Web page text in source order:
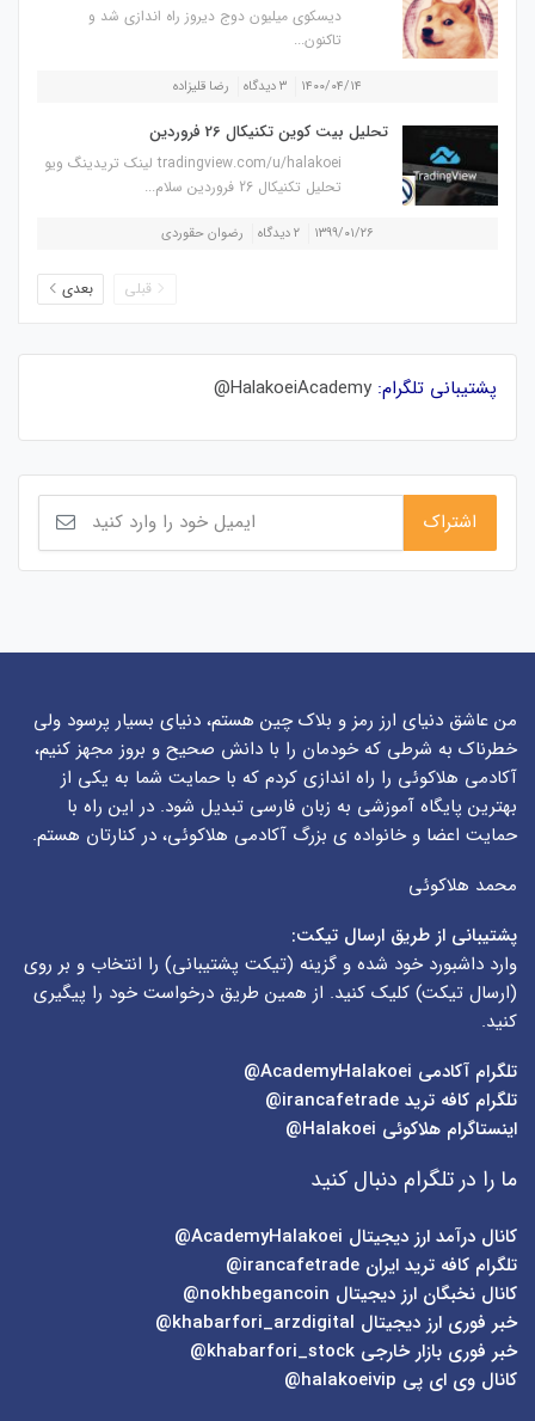
دیسکوی میلیون دوج دیروز راه اندازی شد و
تاکنون...
۱۴۰۰/۰۴/۱۴ ۳ دیدگاه رضا قلیزاده
تحلیل بیت کوین تکنیکال 26 فروردین
tradingview.com/u/halakoei لینک تریدینگ ویو
تحلیل تکنیکال 26 فروردین سلام...
۱۳۹۹/۰۱/۲۶ ۲ دیدگاه رضوان حقوردی
قبلی بعدی
پشتیبانی تلگرام: HalakoeiAcademy@
من عاشق دنیای ارز رمز و بلاک چین هستم، دنیای بسیار پرسود ولی
خطرناک به شرطی که خودمان را با دانش صحیح و بروز مجهز کنیم،
آکادمی هلاکوئی را راه اندازی کردم که با حمایت شما به یکی از
بهترین پایگاه آموزشی به زبان فارسی تبدیل شود. در این راه با
حمایت اعضا و خانواده ی بزرگ آکادمی هلاکوئی، در کنارتان هستم.
محمد هلاکوئی
پشتیبانی از طریق ارسال تیکت:
وارد داشبورد خود شده و گزینه (تیکت پشتیبانی) را انتخاب و بر روی
(ارسال تیکت) کلیک کنید. از همین طریق درخواست خود را پیگیری
کنید.
تلگرام آکادمی
تلگرام کافه ترید irancafetrade@
اینستاگرام هلاکوئی Halakoei@
ما را در تلگرام دنبال کنید
کانال درآمد ارز دیجیتال AcademyHalakoei@
تلگرام کافه ترید ایران irancafetrade@
کانال نخبگان ارز دیجیتال nokhbegancoin@
خبر فوری ارز دیجیتال khabarfori_arzdigital@
خبر فوری بازار خارجی khabarfori_stock@
کانال وی ای پی halakoeivip@